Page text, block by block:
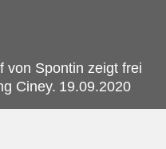
von Spontin zeigt frei
Ciney. 19.09.2020